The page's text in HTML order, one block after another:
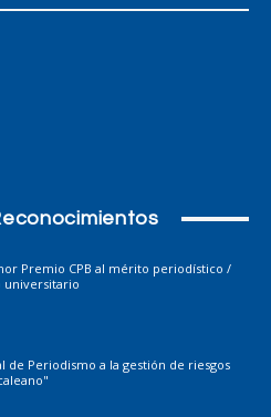
Premio CPB al mérito periodístico /
universitario
de Periodismo a la gestión de riesgos